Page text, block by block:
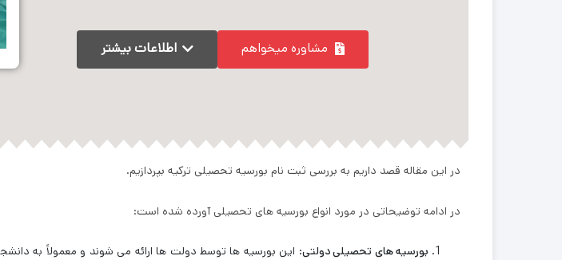
مشاوره میخواهم اطلاعات بیشتر
در این مقاله قصد داریم به بررسی ثبت نام بورسیه تحصیلی ترکیه بپردازیم.
در ادامه توضیحاتی در مورد انواع بورسیه ‌های تحصیلی آورده شده است:
بورسیه‌ های تحصیلی دولتی: این بورسیه ‌ها توسط دولت ‌ها ارائه می ‌شوند و معمولاً به